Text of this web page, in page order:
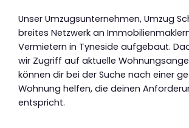
Unser Umzugsunternehmen, Umzug
breites Netzwerk an
Vermietern in Tyneside aufgebaut.
wir Zugriff auf aktuelle
können dir bei der Suche nach einer
Wohnung helfen, die deinen
entspricht.